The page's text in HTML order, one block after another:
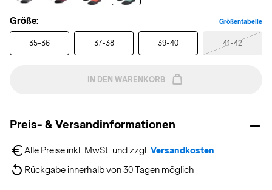
Größe: Größentabelle
35-36 37-38 39-40 41-42
IN DEN WARENKORB
Preis- & Versandinformationen
Alle Preise inkl. MwSt. und zzgl. Versandkosten
Rückgabe innerhalb von 30 Tagen möglich